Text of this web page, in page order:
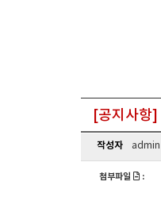
[공지사항]
작성자 admin
첨부파일 :